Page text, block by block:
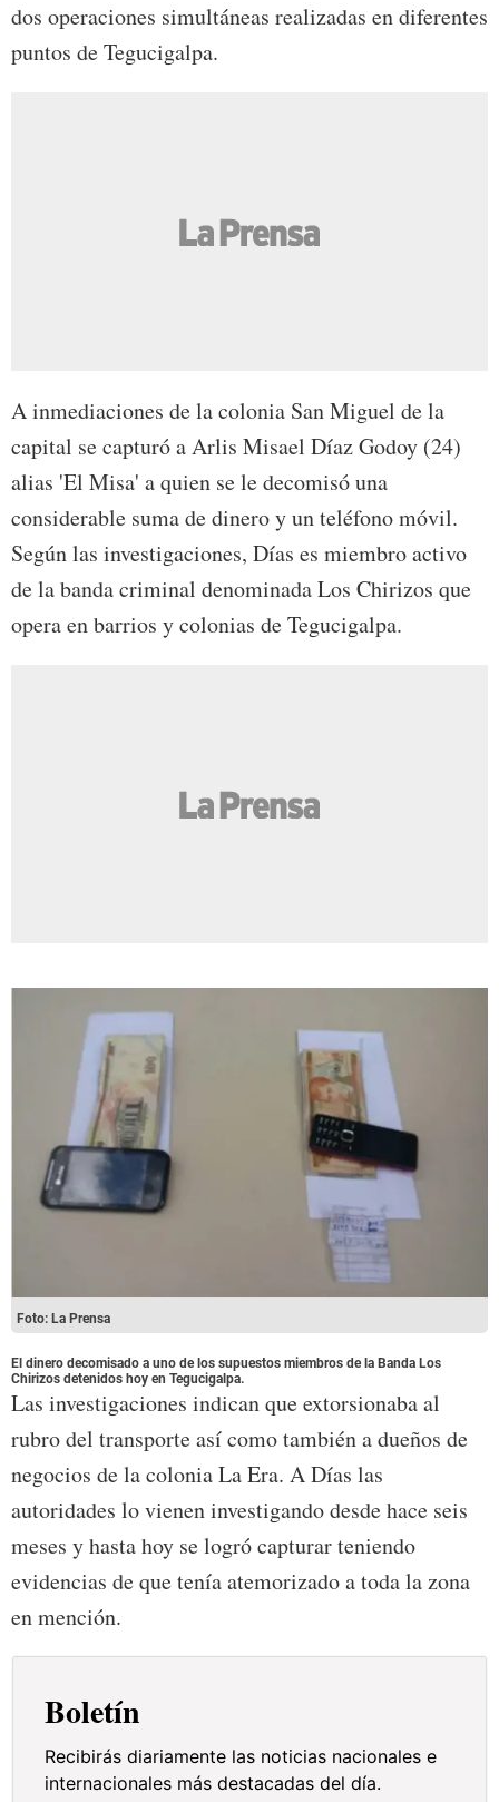
dos operaciones simultáneas realizadas en diferentes
puntos de Tegucigalpa.
A inmediaciones de la colonia San Miguel de la
capital se capturó a Arlis Misael Díaz Godoy (24)
alias 'El Misa' a quien se le decomisó una
considerable suma de dinero y un teléfono móvil.
Según las investigaciones, Días es miembro activo
de la banda criminal denominada Los Chirizos que
opera en barrios y colonias de Tegucigalpa.
Foto: La Prensa
El dinero decomisado a uno de los supuestos miembros de la Banda Los
Chirizos detenidos hoy en Tegucigalpa.
Las investigaciones indican que extorsionaba al
rubro del transporte así como también a dueños de
negocios de la colonia La Era. A Días las
autoridades lo vienen investigando desde hace seis
meses y hasta hoy se logró capturar teniendo
evidencias de que tenía atemorizado a toda la zona
en mención.
Boletín
Recibirás diariamente las noticias nacionales e
internacionales más destacadas del día.